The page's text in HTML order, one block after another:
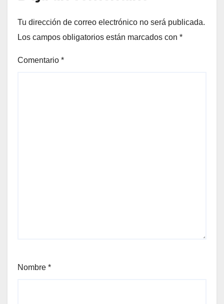
Tu dirección de correo electrónico no será publicada.
Los campos obligatorios están marcados con *
Comentario *
Nombre *